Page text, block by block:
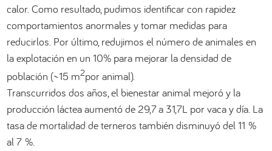
calor. Como resultado, pudimos identificar con rapidez
comportamientos anormales y tomar medidas para
reducirlos. Por último, redujimos el número de animales en
la explotación en un 10% para mejorar la densidad de
población (~15 m2por animal).
Transcurridos dos años, el bienestar animal mejoró y la
producción láctea aumentó de 29,7 a 31,7L por vaca y día. La
tasa de mortalidad de terneros también disminuyó del 11 %
al 7 %.